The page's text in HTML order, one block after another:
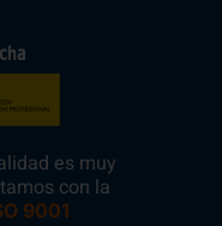
es muy
con la
9001